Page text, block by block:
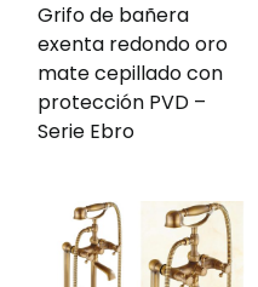
Grifo de bañera
exenta redondo oro
mate cepillado con
protección PVD –
Serie Ebro